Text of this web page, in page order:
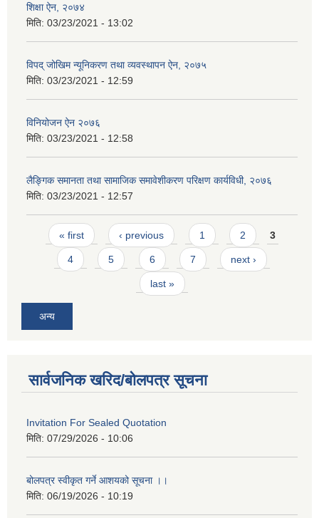
शिक्षा ऐन, २०७४
मिति: 03/23/2021 - 13:02
विपद् जोखिम न्यूनिकरण तथा व्यवस्थापन ऐन, २०७५
मिति: 03/23/2021 - 12:59
विनियोजन ऐन २०७६
मिति: 03/23/2021 - 12:58
लैङ्गिक समानता तथा सामाजिक समावेशीकरण परिक्षण कार्यविधी, २०७६
मिति: 03/23/2021 - 12:57
Pages
« first ‹ previous 1 2 3
4 5 6 7 next ›
last »
अन्य
सार्वजनिक खरिद/बोलपत्र सूचना
Invitation For Sealed Quotation
मिति: 07/29/2026 - 10:06
बोलपत्र स्वीकृत गर्ने आशयको सूचना ।।
मिति: 06/19/2026 - 10:19